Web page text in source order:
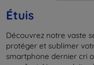
Étuis
Découvrez notre vaste
protéger et sublimer
smartphone dernier cri